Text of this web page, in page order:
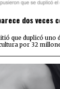
dos
que duplicó
por 32